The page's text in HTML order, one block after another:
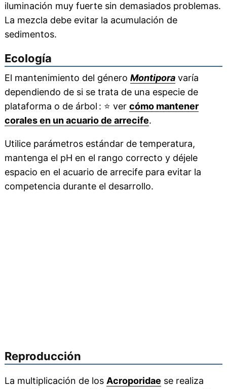
iluminación muy fuerte sin demasiados problemas.
La mezcla debe evitar la acumulación de
sedimentos.
Ecología
El mantenimiento del género Montiporavaría
dependiendo de si se trata de una especie de
plataforma o de árbol : ⭐ ver cómo mantener
corales en un acuario de arrecife.
Utilice parámetros estándar de temperatura,
mantenga el pH en el rango correcto y déjele
espacio en el acuario de arrecife para evitar la
competencia durante el desarrollo.
Reproducción
La multiplicación de los Acroporidae se realiza